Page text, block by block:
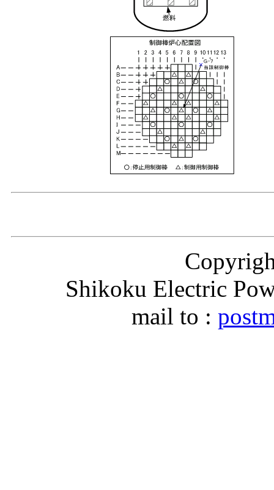
Shikoku Electric
mail to :